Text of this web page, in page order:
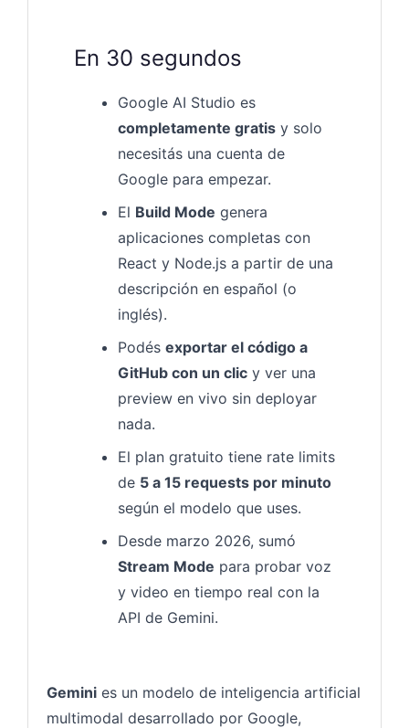
En 30 segundos
Google AI Studio es
completamente gratis y solo
necesitás una cuenta de
Google para empezar.
El Build Mode genera
aplicaciones completas con
React y Node.js a partir de una
descripción en español (o
inglés).
Podés exportar el código a
GitHub con un clic y ver una
preview en vivo sin deployar
nada.
El plan gratuito tiene rate limits
de 5 a 15 requests por minuto
según el modelo que uses.
Desde marzo 2026, sumó
Stream Mode para probar voz
y video en tiempo real con la
API de Gemini.
Gemini es un modelo de inteligencia artificial
multimodal desarrollado por Google,